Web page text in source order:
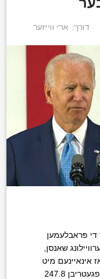
דורך: ארי ווייזער
די פּראבלעמען
שאנסן,
אינאיינעם מיט
די רעפּובליקאנער פּארטיי האבן זיי אויפגעטריבן 247.8